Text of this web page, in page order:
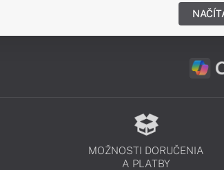
MOŽNOSTI DORUČENIA
A PLATBY